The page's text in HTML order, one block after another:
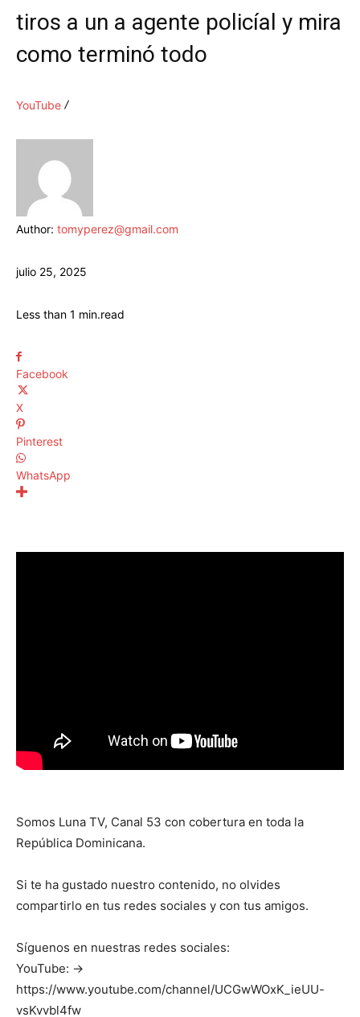
tiros a un a agente policíal y mira
como terminó todo
YouTube
Author: tomyperez@gmail.com
julio 25, 2025
Less than 1 min.read
Facebook
X
Pinterest
WhatsApp
Somos Luna TV, Canal 53 con cobertura en toda la
República Dominicana.
Si te ha gustado nuestro contenido, no olvides
compartirlo en tus redes sociales y con tus amigos.
Síguenos en nuestras redes sociales:
YouTube: →
https://www.youtube.com/channel/UCGwWOxK_ieUU-
vsKvvbl4fw